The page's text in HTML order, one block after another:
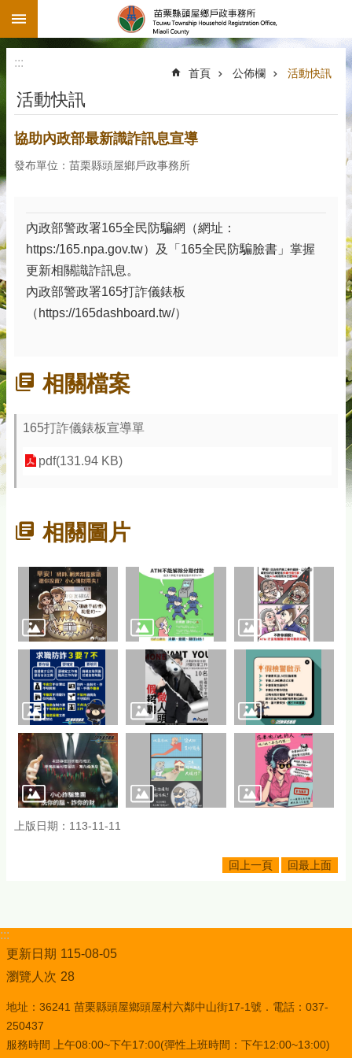
跳到主要內容區塊
:::
首頁 公佈欄 活動快訊
活動快訊
協助內政部最新識詐訊息宣導
發布單位：苗栗縣頭屋鄉戶政事務所
內政部警政署165全民防騙網（網址：
https:/165.npa.gov.tw）及「165全民防騙臉書」掌握
更新相關識詐訊息。
內政部警政署165打詐儀錶板
（https://165dashboard.tw/）
相關檔案
165打詐儀錶板宣導單
pdf(131.94 KB)
相關圖片
上版日期：113-11-11
回上一頁 回最上面
:::
更新日期 115-08-05
瀏覽人次 28
地址：36241 苗栗縣頭屋鄉頭屋村六鄰中山街17-1號．電話：037-
250437
服務時間 上午08:00~下午17:00(彈性上班時間：下午12:00~13:00)